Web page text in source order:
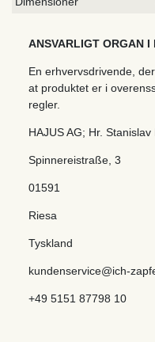
ANSVARLIGT ORGAN I
En erhvervsdrivende,
at produktet er i
regler.
HAJUS AG; Hr. Stanislav
Spinnereistraße 3
01591
Riesa
Tyskland
kundenservice@ich-
+49 5151 87798 10